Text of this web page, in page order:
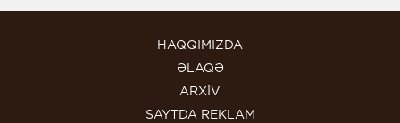
HAQQIMIZDA
ƏLAQƏ
ARXİV
SAYTDA REKLAM